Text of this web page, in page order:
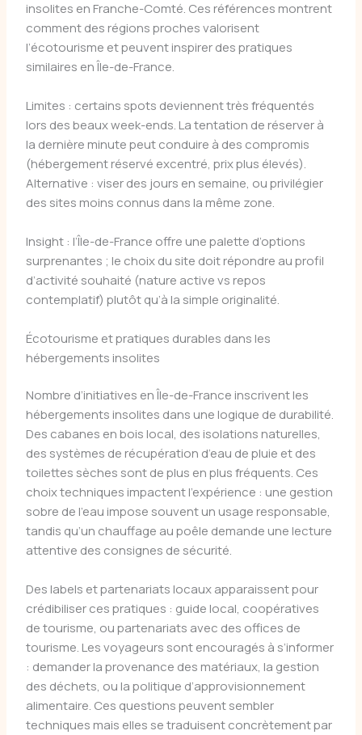
insolites en Franche-Comté. Ces références montrent
comment des régions proches valorisent
l’écotourisme et peuvent inspirer des pratiques
similaires en Île-de-France.
Limites : certains spots deviennent très fréquentés
lors des beaux week-ends. La tentation de réserver à
la dernière minute peut conduire à des compromis
(hébergement réservé excentré, prix plus élevés).
Alternative : viser des jours en semaine, ou privilégier
des sites moins connus dans la même zone.
Insight : l’Île-de-France offre une palette d’options
surprenantes ; le choix du site doit répondre au profil
d’activité souhaité (nature active vs repos
contemplatif) plutôt qu’à la simple originalité.
Écotourisme et pratiques durables dans les
hébergements insolites
Nombre d’initiatives en Île-de-France inscrivent les
hébergements insolites dans une logique de durabilité.
Des cabanes en bois local, des isolations naturelles,
des systèmes de récupération d’eau de pluie et des
toilettes sèches sont de plus en plus fréquents. Ces
choix techniques impactent l’expérience : une gestion
sobre de l’eau impose souvent un usage responsable,
tandis qu’un chauffage au poêle demande une lecture
attentive des consignes de sécurité.
Des labels et partenariats locaux apparaissent pour
crédibiliser ces pratiques : guide local, coopératives
de tourisme, ou partenariats avec des offices de
tourisme. Les voyageurs sont encouragés à s’informer
: demander la provenance des matériaux, la gestion
des déchets, ou la politique d’approvisionnement
alimentaire. Ces questions peuvent sembler
techniques mais elles se traduisent concrètement par